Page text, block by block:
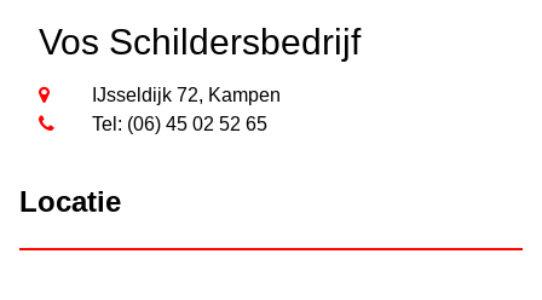
Vos Schildersbedrijf
IJsseldijk 72, Kampen
Tel: (06) 45 02 52 65
Locatie